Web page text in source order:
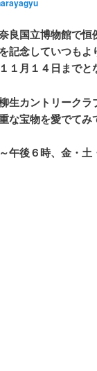
良国立博物館で
記念していつも
１月１４日までと
生カントリーク
な宝物を愛でてみ
午後６時、金・土